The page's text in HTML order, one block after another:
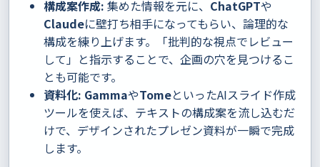
構成案作成: 集めた情報を元に、 ChatGPTや
Claudeに壁打ち相手になってもらい、論理的な
構成を練り上げます。「批判的な視点でレビュー
して」と指示することで、企画の穴を見つけるこ
とも可能です。
資料化: GammaやTomeといったAIスライド作成
ツールを使えば、テキストの構成案を流し込むだ
けで、デザインされたプレゼン資料が一瞬で完成
します。